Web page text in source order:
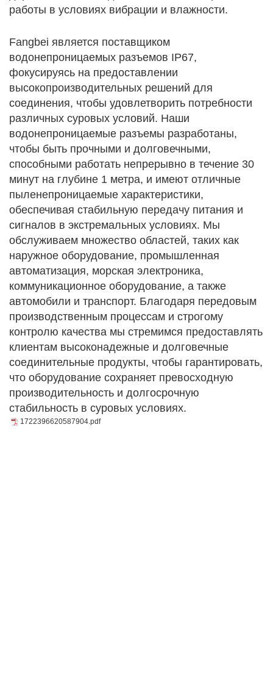
работы в условиях вибрации и влажности.
Fangbei является поставщиком
водонепроницаемых разъемов IP67,
фокусируясь на предоставлении
высокопроизводительных решений для
соединения, чтобы удовлетворить потребности
различных суровых условий. Наши
водонепроницаемые разъемы разработаны,
чтобы быть прочными и долговечными,
способными работать непрерывно в течение 30
минут на глубине 1 метра, и имеют отличные
пыленепроницаемые характеристики,
обеспечивая стабильную передачу питания и
сигналов в экстремальных условиях. Мы
обслуживаем множество областей, таких как
наружное оборудование, промышленная
автоматизация, морская электроника,
коммуникационное оборудование, а также
автомобили и транспорт. Благодаря передовым
производственным процессам и строгому
контролю качества мы стремимся предоставлять
клиентам высоконадежные и долговечные
соединительные продукты, чтобы гарантировать,
что оборудование сохраняет превосходную
производительность и долгосрочную
стабильность в суровых условиях.
1722396620587904.pdf